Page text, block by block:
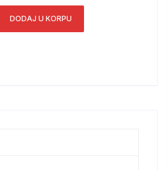
DODAJ U KORPU